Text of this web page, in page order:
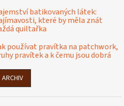
batikovaných látek:
které by měla znát
quiltařka
používat pravítka na patchwork,
pravítek a k čemu jsou dobrá
ARCHIV